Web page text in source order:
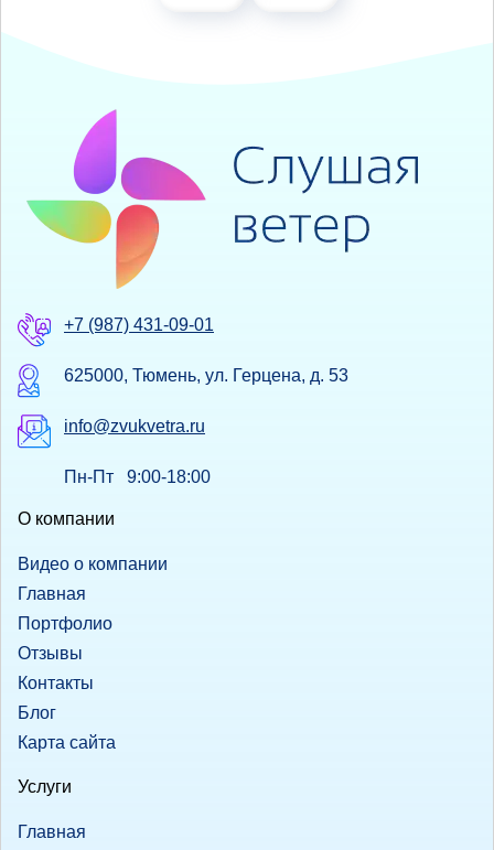
+7 (987) 431-09-01
625000, Тюмень, ул. Герцена, д. 53
info@zvukvetra.ru
Пн-Пт 9:00-18:00
О компании
Видео о компании
Главная
Портфолио
Отзывы
Контакты
Блог
Карта сайта
Услуги
Главная